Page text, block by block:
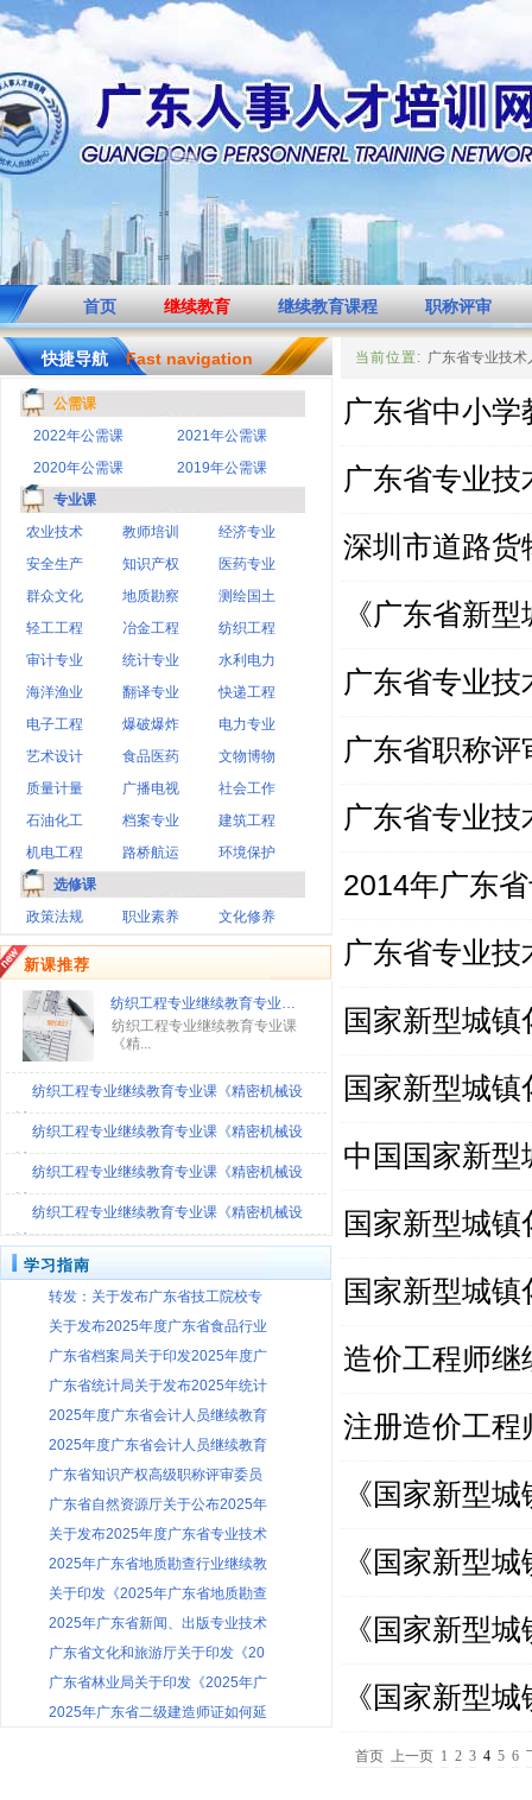
首页 继续教育 继续教育课程 职称评审
当前位置: 广东省专业技
广东省中小
广东省专业
深圳市道路货
《广东省新
广东省专业
广东省职称
广东省专业
2014年广东
广东省专业
国家新型城
国家新型城
中国国家新型
国家新型城
国家新型城
造价工程师继
注册造价工程
《国家新型
《国家新型
《国家新型
《国家新型
首页 上一页 1 2 3 4 5 6
快捷导航 Fast navigation
公需课
2022年公需课
2021年公需课
2020年公需课
2019年公需课
专业课
农业技术
教师培训
经济专业
安全生产
知识产权
医药专业
群众文化
地质勘察
测绘国土
轻工工程
冶金工程
纺织工程
审计专业
统计专业
水利电力
海洋渔业
翻译专业
快递工程
电子工程
爆破爆炸
电力专业
艺术设计
食品医药
文物博物
质量计量
广播电视
社会工作
石油化工
档案专业
建筑工程
机电工程
路桥航运
环境保护
选修课
政策法规
职业素养 文化修养
新课推荐
纺织工程专业继续教育专业…
纺织工程专业继续教育专业课
《精...
纺织工程专业继续教育专业课《精密机械设
计-
纺织工程专业继续教育专业课《精密机械设
计-
纺织工程专业继续教育专业课《精密机械设
计-
纺织工程专业继续教育专业课《精密机械设
计-
学习指南
转发：关于发布广东省技工院校专
关于发布2025年度广东省食品行业
广东省档案局关于印发2025年度广
广东省统计局关于发布2025年统计
2025年度广东省会计人员继续教育
2025年度广东省会计人员继续教育
广东省知识产权高级职称评审委员
广东省自然资源厅关于公布2025年
关于发布2025年度广东省专业技术
2025年广东省地质勘查行业继续教
关于印发《2025年广东省地质勘查
2025年广东省新闻、出版专业技术
广东省文化和旅游厅关于印发《20
广东省林业局关于印发《2025年广
2025年广东省二级建造师证如何延